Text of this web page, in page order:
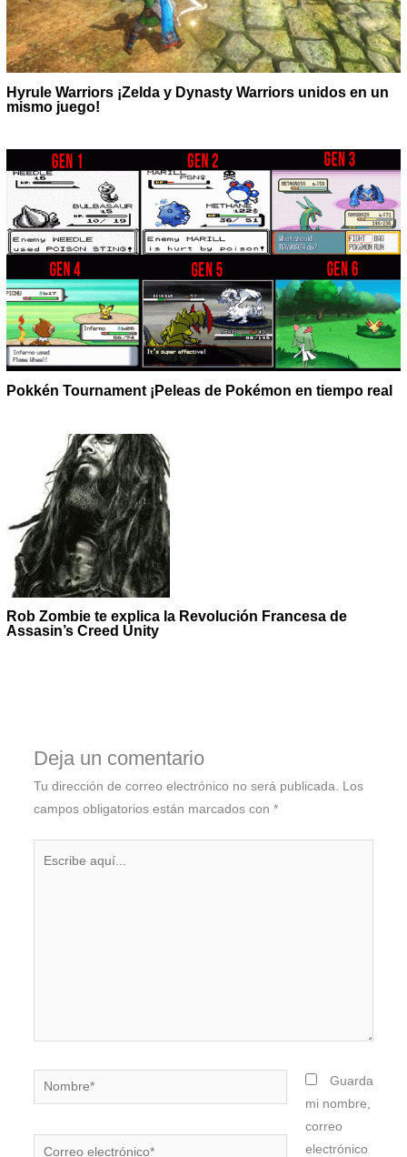
Hyrule Warriors ¡Zelda y Dynasty Warriors unidos en un
mismo juego!
Pokkén Tournament ¡Peleas de Pokémon en tiempo real
Rob Zombie te explica la Revolución Francesa de
Assasin’s Creed Unity
Deja un comentario
Tu dirección de correo electrónico no será publicada. Los
campos obligatorios están marcados con *
Nombre*
Correo
Guarda
mi nombre,
correo
electrónico